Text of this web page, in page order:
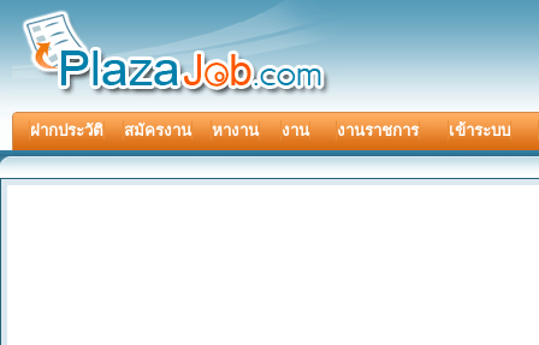
ฝากประวัติ สมัครงาน หางาน งาน งานราชการ เข้าระบบ